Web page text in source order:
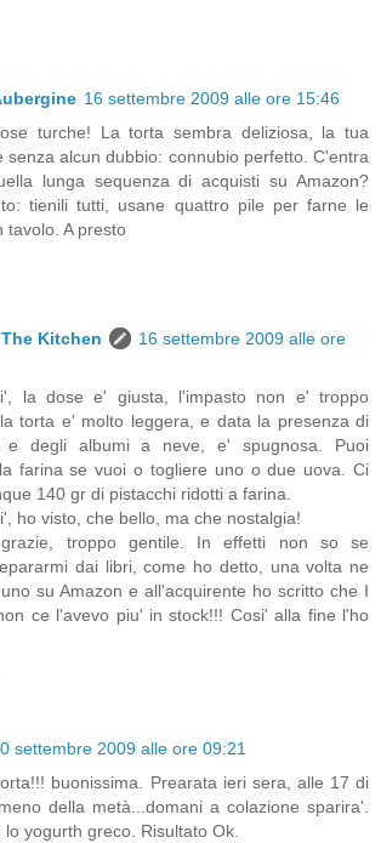
16 settembre 2009 alle ore 15:46
turche! La torta sembra deliziosa, la tua
senza alcun dubbio: connubio perfetto. C'entra
lunga sequenza di acquisti su Amazon?
tienili tutti, usane quattro pile per farne le
tavolo. A presto
Kitchen
16 settembre 2009 alle ore
la dose e' giusta, l'impasto non e' troppo
torta e' molto leggera, e data la presenza di
e degli albumi a neve, e' spugnosa. Puoi
farina se vuoi o togliere uno o due uova. Ci
140 gr di pistacchi ridotti a farina.
ho visto, che bello, ma che nostalgia!
grazie, troppo gentile. In effetti non so se
dai libri, come ho detto, una volta ne
su Amazon e all'acquirente ho scritto che I
ce l'avevo piu' in stock!!! Cosi' alla fine l'ho
settembre 2009 alle ore 09:21
buonissima. Prearata ieri sera, alle 17 di
della metà...domani a colazione sparira'.
lo yogurth greco. Risultato Ok.